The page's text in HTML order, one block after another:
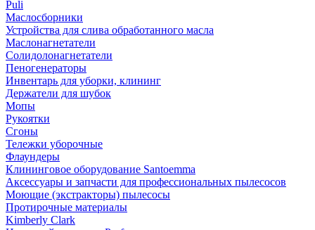
Puli
Маслосборники
Устройства для слива обработанного масла
Маслонагнетатели
Солидолонагнетатели
Пеногенераторы
Инвентарь для уборки, клининг
Держатели для шубок
Мопы
Рукоятки
Сгоны
Тележки уборочные
Флаундеры
Клининговое оборудование Santoemma
Аксессуары и запчасти для профессиональных пылесосов
Моющие (экстракторы) пылесосы
Протирочные материалы
Kimberly Clark